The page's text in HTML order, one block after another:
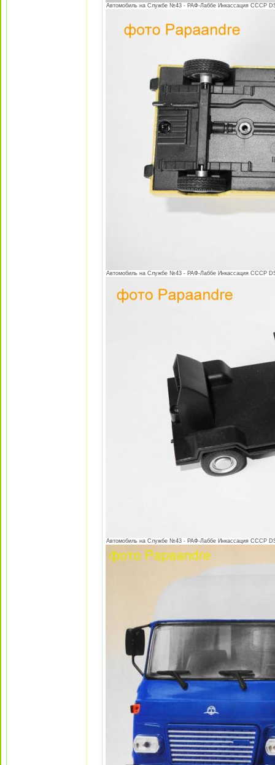
Автомобиль на Службе №43 - РАФ-Лаббе Инкассация СССР
Автомобиль на Службе №43 - РАФ-Лаббе Инкассация СССР
Автомобиль на Службе №43 - РАФ-Лаббе Инкассация СССР